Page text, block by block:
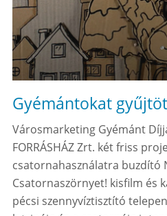
Gyémántokat
Városmarketing Gyémánt
FORRÁSHÁZ Zrt. két friss
csatornahasználatra buzdító
Csatornaszörnyet! kisfilm és
pécsi szennyvíztisztító